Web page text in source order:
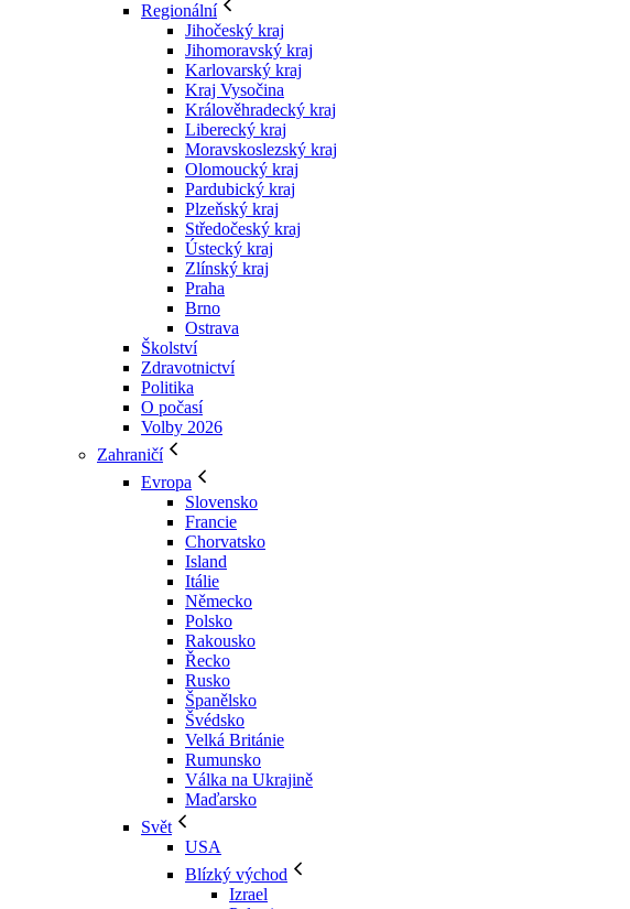
Regionální
Jihočeský kraj
Jihomoravský kraj
Karlovarský kraj
Kraj Vysočina
Králověhradecký kraj
Liberecký kraj
Moravskoslezský kraj
Olomoucký kraj
Pardubický kraj
Plzeňský kraj
Středočeský kraj
Ústecký kraj
Zlínský kraj
Praha
Brno
Ostrava
Školství
Zdravotnictví
Politika
O počasí
Volby 2026
Zahraničí
Evropa
Slovensko
Francie
Chorvatsko
Island
Itálie
Německo
Polsko
Rakousko
Řecko
Rusko
Španělsko
Švédsko
Velká Británie
Rumunsko
Válka na Ukrajině
Maďarsko
Svět
USA
Blízký východ
Izrael